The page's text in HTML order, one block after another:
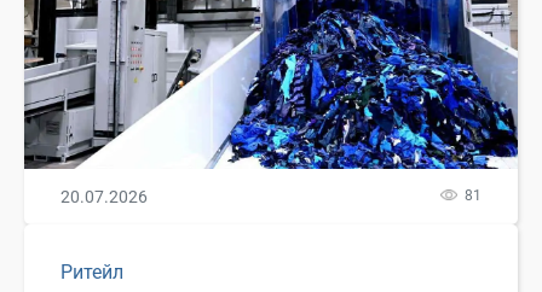
20.07.2026 81
Ритейл